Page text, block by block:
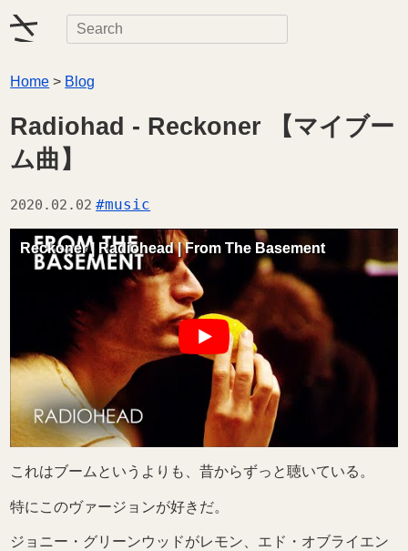
検
キ
ワ
ー
ド
入
Home > Blog
Radiohad - Reckoner 【マイブー
ム曲】
2020.02.02 #music
再
生
Reckoner | Radiohead | From The Basement
これはブームというよりも、昔からずっと聴いている。
特にこのヴァージョンが好きだ。
ジョニー・グリーンウッドがレモン、エド・オブライエン